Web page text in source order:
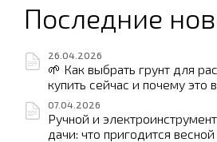
Последние
26.04.2026
🌱 Как выбрать грунт для
купить сейчас и почему это
07.04.2026
Ручной и
дачи: что пригодится весной